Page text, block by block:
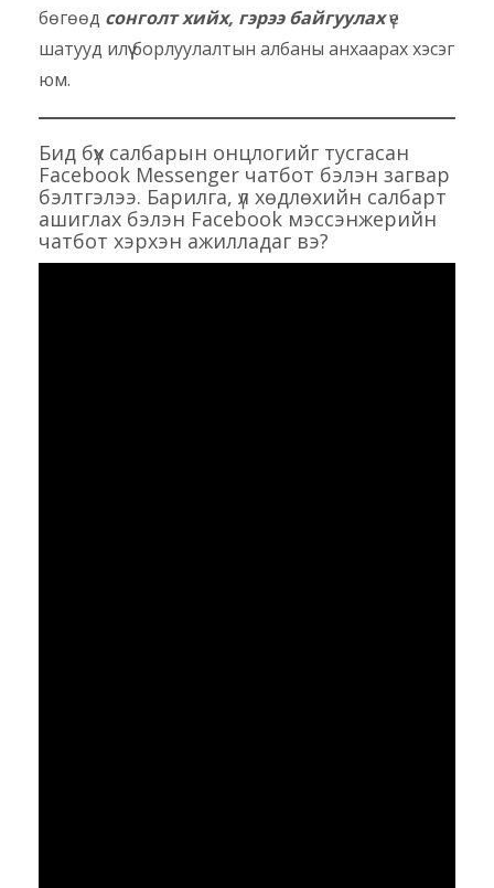
бөгөөд сонголт хийх, гэрээ байгуулахүе
шатууд илүү борлуулалтын албаны анхаарах хэсэг
юм.
Бид бүх салбарын онцлогийг тусгасан
Facebook Messenger чатбот бэлэн загвар
бэлтгэлээ. Барилга, үл хөдлөхийн салбарт
ашиглах бэлэн Facebook мэссэнжерийн
чатбот хэрхэн ажилладаг вэ?